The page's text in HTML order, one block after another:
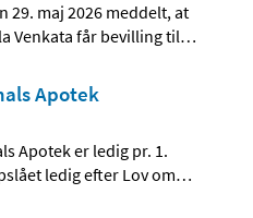
maj 2026 meddelt, at
Venkata får bevilling til…
Apotek
Apotek er ledig pr. 1.
ledig efter Lov om…